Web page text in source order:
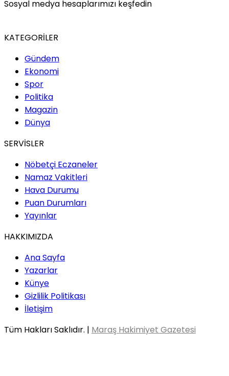
Sosyal medya hesaplarımızı keşfedin
KATEGORİLER
Gündem
Ekonomi
Spor
Politika
Magazin
Dünya
SERVİSLER
Nöbetçi Eczaneler
Namaz Vakitleri
Hava Durumu
Puan Durumları
Yayınlar
HAKKIMIZDA
Ana Sayfa
Yazarlar
Künye
Gizlilik Politikası
İletişim
Tüm Hakları Saklıdır. | Maraş Hakimiyet Gazetesi